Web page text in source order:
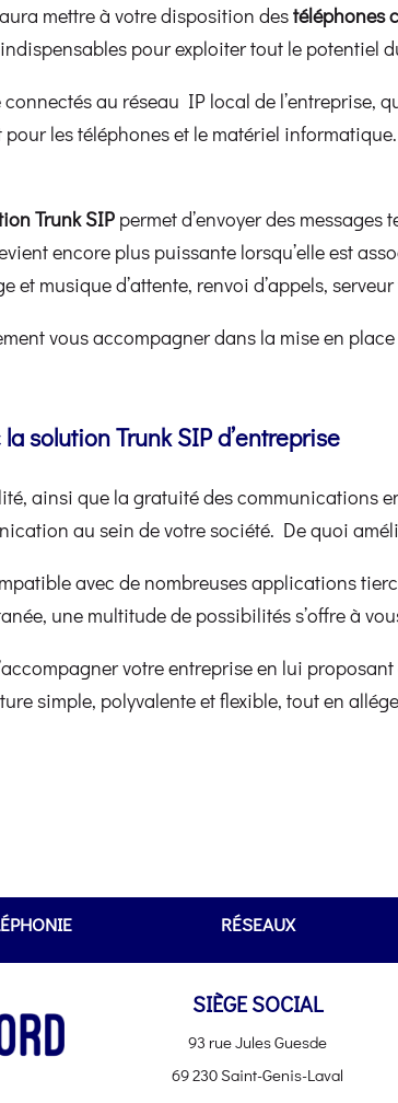
mettre à votre disposition destéléphones
pour exploiter tout le potentiel
connectés au réseau IP local de
les téléphones et le matériel
Trunk SIP permet d’envoyer des
encore plus puissante lorsqu’elle est
et musique d’attente, renvoi d’appels,
vous accompagner dans la mise en
solution Trunk SIP d’entreprise
ainsi que la gratuité des communications
au sein de votre société. De quoi
avec de nombreuses applications
une multitude de possibilités s’offre à
votre entreprise en lui
simple, polyvalente et flexible, tout en
RÉSEAUX
SIÈGE SOCIAL
93 rue Jules Guesde
69 230 Saint-Genis-Laval